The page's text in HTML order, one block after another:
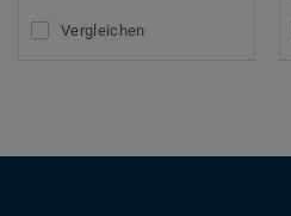
Vergleichen